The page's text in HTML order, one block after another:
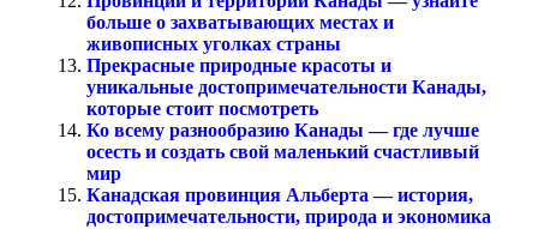
больше о захватывающих местах и
живописных уголках страны
Прекрасные природные красоты и
уникальные достопримечательности Канады,
которые стоит посмотреть
Ко всему разнообразию Канады — где лучше
осесть и создать свой маленький счастливый
мир
Канадская провинция Альберта — история,
достопримечательности, природа и экономика